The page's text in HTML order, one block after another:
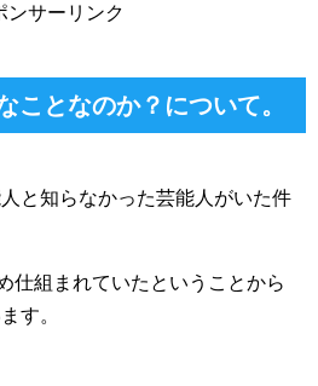
ンサーリンク
ことなのか？について。
と知らなかった芸能人がいた件
仕組まれていたということから
す。